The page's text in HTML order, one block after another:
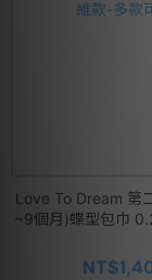
Love To Dream 第
~9個月)蝶型包巾